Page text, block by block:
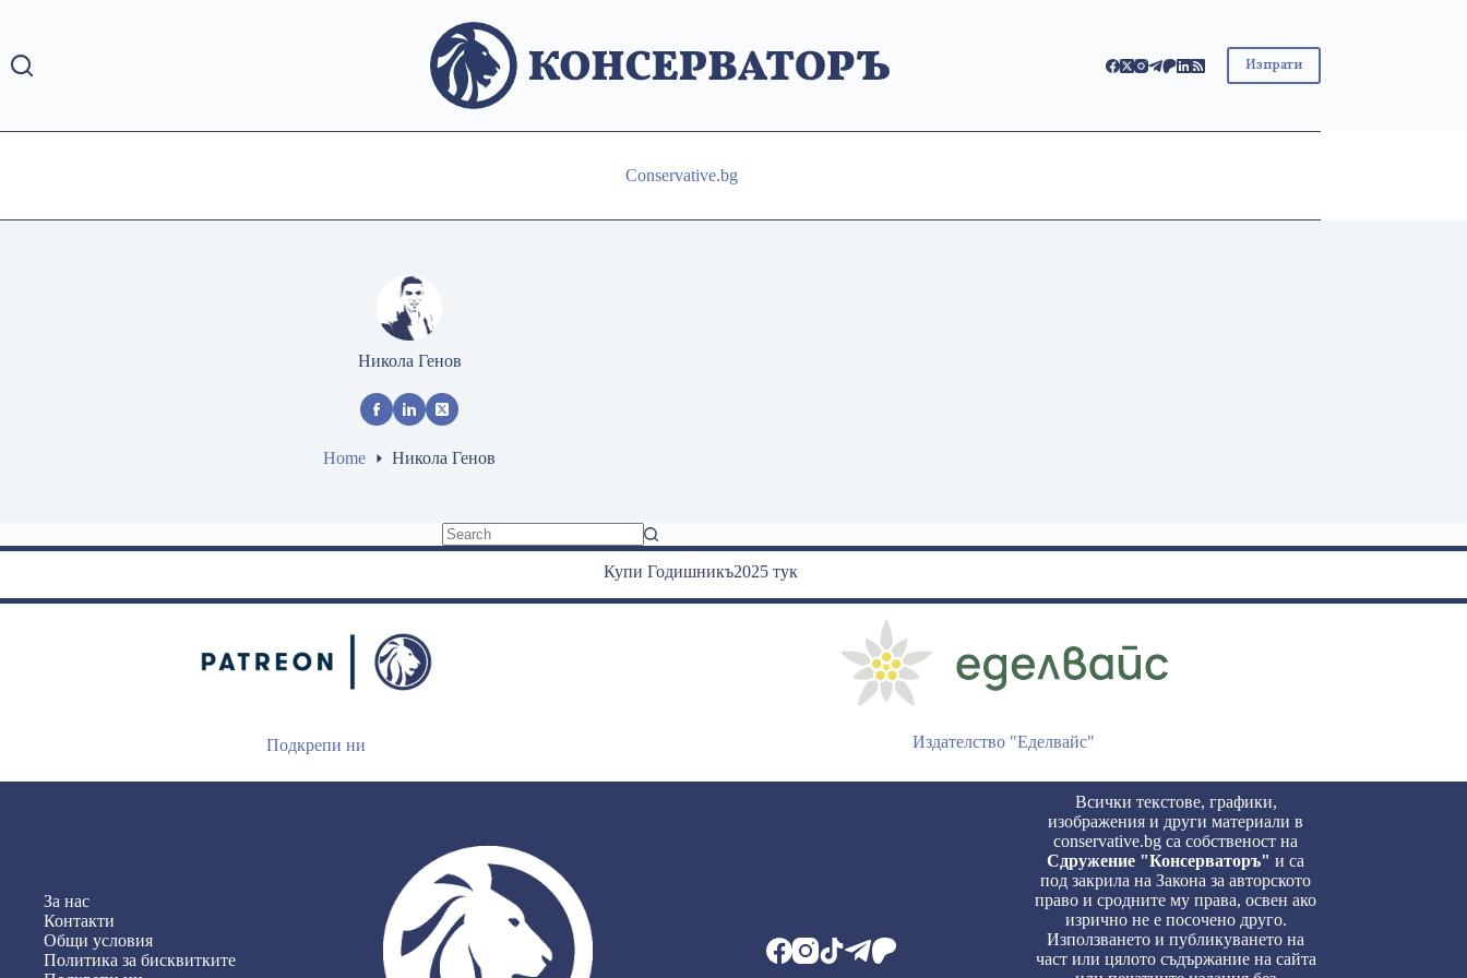
Изпрати
Conservative.bg
Никола Генов
Home Никола Генов
No
Купи Годишникъ2025 тук
Подкрепи ни Издателство "Еделвайс"
За нас
Контакти
Общи условия
Политика за бисквитките
Всички текстове, графики,
изображения и други материали в
conservative.bg са собственост на
Сдружение "Консерваторъ" и са
под закрила на Закона за авторското
право и сродните му права, освен ако
изрично не е посочено друго.
Използването и публикуването на
част или цялото съдържание на сайта